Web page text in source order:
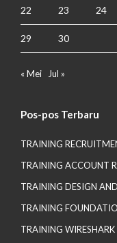
22 23 24
29 30
« Mei Jul »
Pos-pos Terbaru
TRAINING
TRAINING ACCOUNT
TRAINING DESIGN
TRAINING
TRAINING WIRESHARK